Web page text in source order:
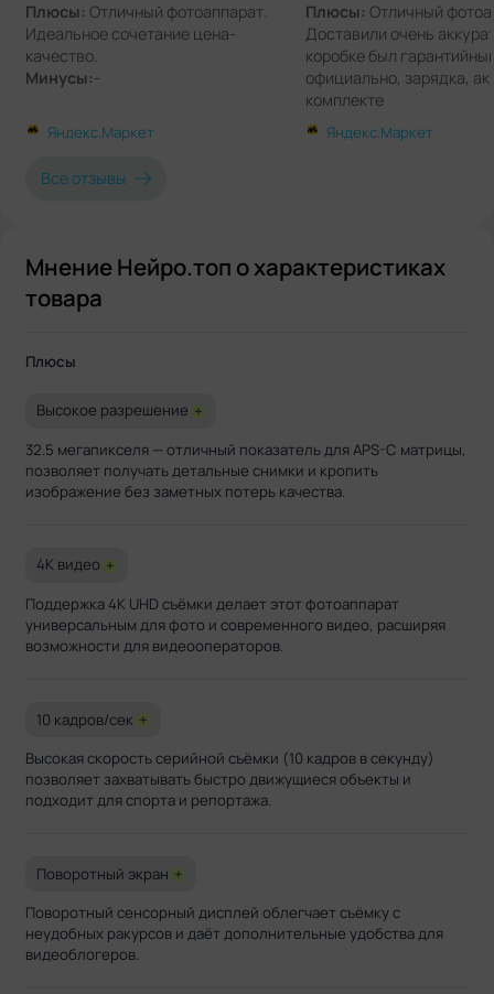
Плюсы: Отличный фотоаппарат.
Идеальное сочетание цена-
качество.
Минусы:-
Яндекс.Маркет
Плюсы: Отличный
Доставили очень
коробке был
официально, зарядка,
комплекте
Минусы:
Их просто нет.
понравилось
Яндекс.Маркет
Все отзывы
Мнение Нейро.топ о характеристиках
товара
Плюсы
Высокое разрешение +
32.5 мегапикселя — отличный показатель для APS-C матрицы,
позволяет получать детальные снимки и кропить
изображение без заметных потерь качества.
4K видео +
Поддержка 4K UHD съёмки делает этот фотоаппарат
универсальным для фото и современного видео, расширяя
возможности для видеооператоров.
10 кадров/сек +
Высокая скорость серийной съёмки (10 кадров в секунду)
позволяет захватывать быстро движущиеся объекты и
подходит для спорта и репортажа.
Поворотный экран +
Поворотный сенсорный дисплей облегчает съёмку с
неудобных ракурсов и даёт дополнительные удобства для
видеоблогеров.